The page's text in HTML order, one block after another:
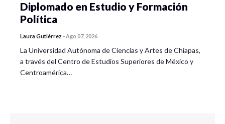
Diplomado en Estudio y Formación
Política
Laura Gutiérrez -Ago 07, 2026
La Universidad Autónoma de Ciencias y Artes de Chiapas,
a través del Centro de Estudios Superiores de México y
Centroamérica…